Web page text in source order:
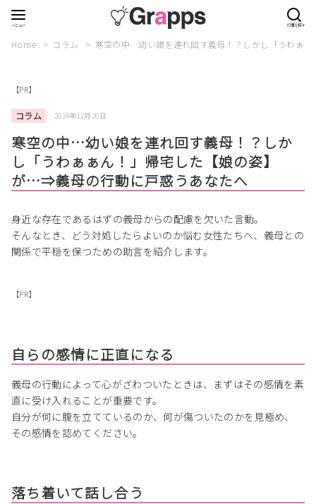
Home コラム 寒空の中…幼い娘を連れ回す義母！？しかし「うわぁ
【PR】
コラム 2024年12月26日
寒空の中…幼い娘を連れ回す義母！？しか
し「うわぁぁん！」帰宅した【娘の姿】
が…⇒義母の行動に戸惑うあなたへ
身近な存在であるはずの義母からの配慮を欠いた言動。
そんなとき、どう対処したらよいのか悩む女性たちへ、義母との
関係で平穏を保つための助言を紹介します。
【PR】
自らの感情に正直になる
義母の行動によって心がざわついたときは、まずはその感情を素
直に受け入れることが重要です。
自分が何に腹を立てているのか、何が傷ついたのかを見極め、
その感情を認めてください。
落ち着いて話し合う